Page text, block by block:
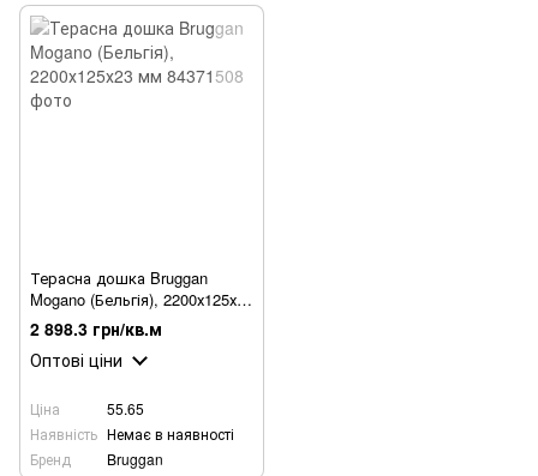
Терасна дошка Bruggan
Mogano (Бельгія), 2200х125х23
мм
2 898.3 грн/кв.м
Оптові ціни
Ціна
55.65
Наявність Немає в наявності
Бренд
Bruggan